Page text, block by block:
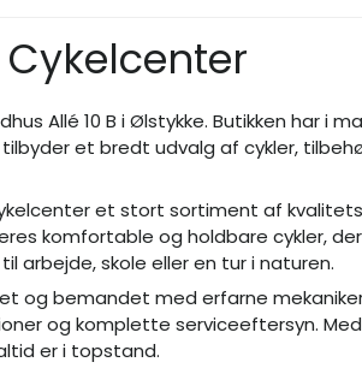
Allé 10 B i Ølstykke. Butikken har i
et bredt udvalg af cykler,
et stort sortiment af
komfortable og holdbare cykler,
arbejde, skole eller en tur i naturen.
og bemandet med erfarne
og komplette serviceeftersyn.
er i topstand.